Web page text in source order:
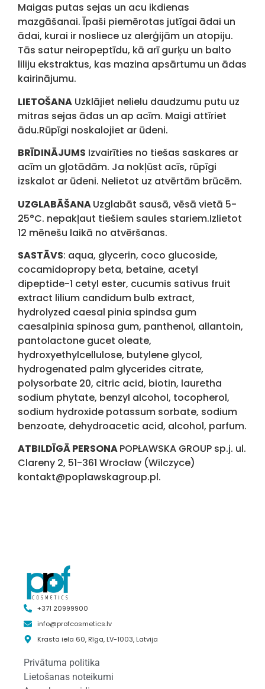
Maigas putas sejas un acu ikdienas
mazgāšanai. Īpaši piemērotas jutīgai ādai un
ādai, kurai ir nosliece uz alerģijām un atopiju.
Tās satur neiropeptīdu, kā arī gurķu un balto
liliju ekstraktus, kas mazina apsārtumu un ādas
kairinājumu.
LIETOŠANA Uzklājiet nelielu daudzumu putu uz
mitras sejas ādas un ap acīm. Maigi attīriet
ādu.Rūpīgi noskalojiet ar ūdeni.
BRĪDINĀJUMS Izvairīties no tiešas saskares ar
acīm un gļotādām. Ja nokļūst acīs, rūpīgi
izskalot ar ūdeni. Nelietot uz atvērtām brūcēm.
UZGLABĀŠANAUzglabāt sausā, vēsā vietā 5-
25°C. nepakļaut tiešiem saules stariem.Izlietot
12 mēnešu laikā no atvēršanas.
SASTĀVS: aqua, glycerin, coco glucoside,
cocamidopropy beta, betaine, acetyl
dipeptide-1 cetyl ester, cucumis sativus fruit
extract lilium candidum bulb extract,
hydrolyzed caesal pinia spindsa gum
caesalpinia spinosa gum, panthenol, allantoin,
pantolactone gucet oleate,
hydroxyethylcellulose, butylene glycol,
hydrogenated palm glycerides citrate,
polysorbate 20, citric acid, biotin, lauretha
sodium phytate, benzyl alcohol, tocopherol,
sodium hydroxide potassum sorbate, sodium
benzoate, dehydroacetic acid, alcohol, parfum.
ATBILDĪGĀ PERSONAPOPŁAWSKA GROUP sp.j. ul.
Clareny 2, 51-361 Wrocław (Wilczyce)
kontakt@poplawskagroup.pl.
+371 20999900
info@profcosmetics.lv
Krasta iela 60, Rīga, LV-1003, Latvija
Privātuma politika
Lietošanas noteikumi